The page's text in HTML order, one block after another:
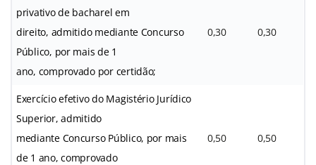
privativo de bacharel em
direito, admitido mediante Concurso
Público, por mais de 1
ano, comprovado por certidão;
0,30 0,30
Exercício efetivo do Magistério Jurídico
Superior, admitido
mediante Concurso Público, por mais
de 1 ano, comprovado
0,50 0,50